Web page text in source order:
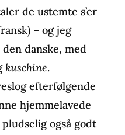
de ustemte s’er
– og jeg
danske, med
kuschine.
efterfølgende
hjemmelavede
også godt